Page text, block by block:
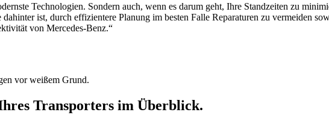
Technologien. Sondern auch, wenn es darum geht, Ihre Standzeiten zu
ist, durch effizientere Planung im besten Falle Reparaturen zu vermeiden
von Mercedes-Benz.“
Transporters im Überblick.